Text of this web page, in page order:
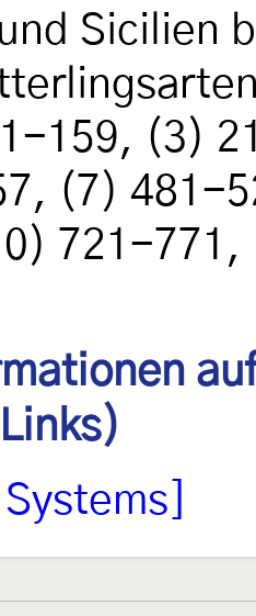
Sicilien
159, (3)
(7) 481-
721-
Systems]